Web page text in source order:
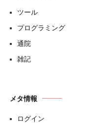
ツール
プログラミング
通院
雑記
メタ情報
ログイン